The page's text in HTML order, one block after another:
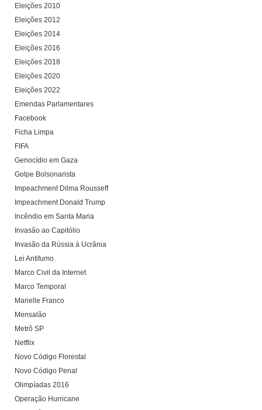
Eleições 2010
Eleições 2012
Eleições 2014
Eleições 2016
Eleições 2018
Eleições 2020
Eleições 2022
Emendas Parlamentares
Facebook
Ficha Limpa
FIFA
Genocídio em Gaza
Golpe Bolsonarista
Impeachment Dilma Rousseff
Impeachment Donald Trump
Incêndio em Santa Maria
Invasão ao Capitólio
Invasão da Rússia à Ucrânia
Lei Antifumo
Marco Civil da Internet
Marco Temporal
Marielle Franco
Mensalão
Metrô SP
Netflix
Novo Código Florestal
Novo Código Penal
Olimpíadas 2016
Operação Hurricane